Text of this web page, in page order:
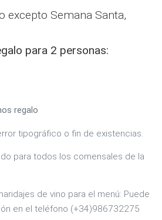
excepto Semana Santa,
para 2 personas:
regalo
tipográfico o fin de existencias.
para todos los comensales de la
de vino para el menú: Puede
en el teléfono (+34)986732275